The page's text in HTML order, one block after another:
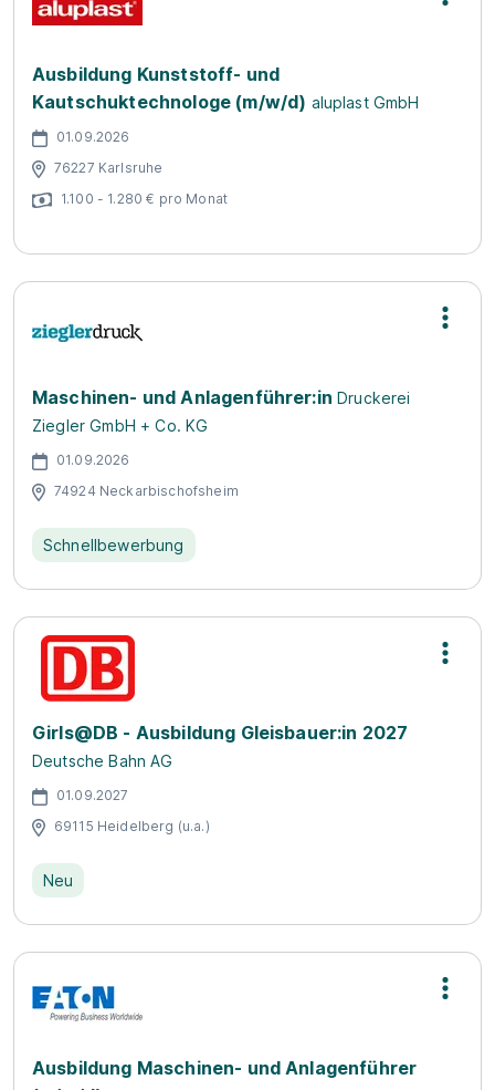
Ausbildung Kunststoff- und
Kautschuktechnologe (m/w/d) aluplast GmbH
01.09.2026
76227 Karlsruhe
1.100 - 1.280 € pro Monat
Maschinen- und Anlagenführer:in Druckerei
Ziegler GmbH + Co. KG
01.09.2026
74924 Neckarbischofsheim
Schnellbewerbung
Girls@DB - Ausbildung Gleisbauer:in 2027
Deutsche Bahn AG
01.09.2027
69115 Heidelberg (u.a.)
Neu
Ausbildung Maschinen- und Anlagenführer